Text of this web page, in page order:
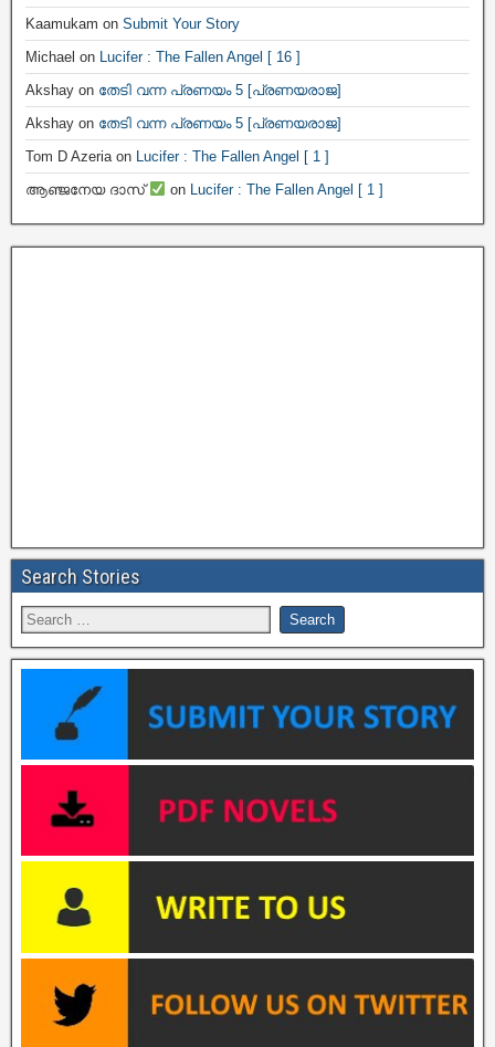
Kaamukam on Submit Your Story
Michael on Lucifer : The Fallen Angel [ 16 ]
Akshay on തേടി വന്ന പ്രണയം 5 [പ്രണയരാജ]
Akshay on തേടി വന്ന പ്രണയം 5 [പ്രണയരാജ]
Tom D Azeriaon Lucifer : The Fallen Angel [ 1 ]
ആഞ്ജനേയ ദാസ്
on Lucifer : The Fallen Angel [ 1 ]
Search Stories